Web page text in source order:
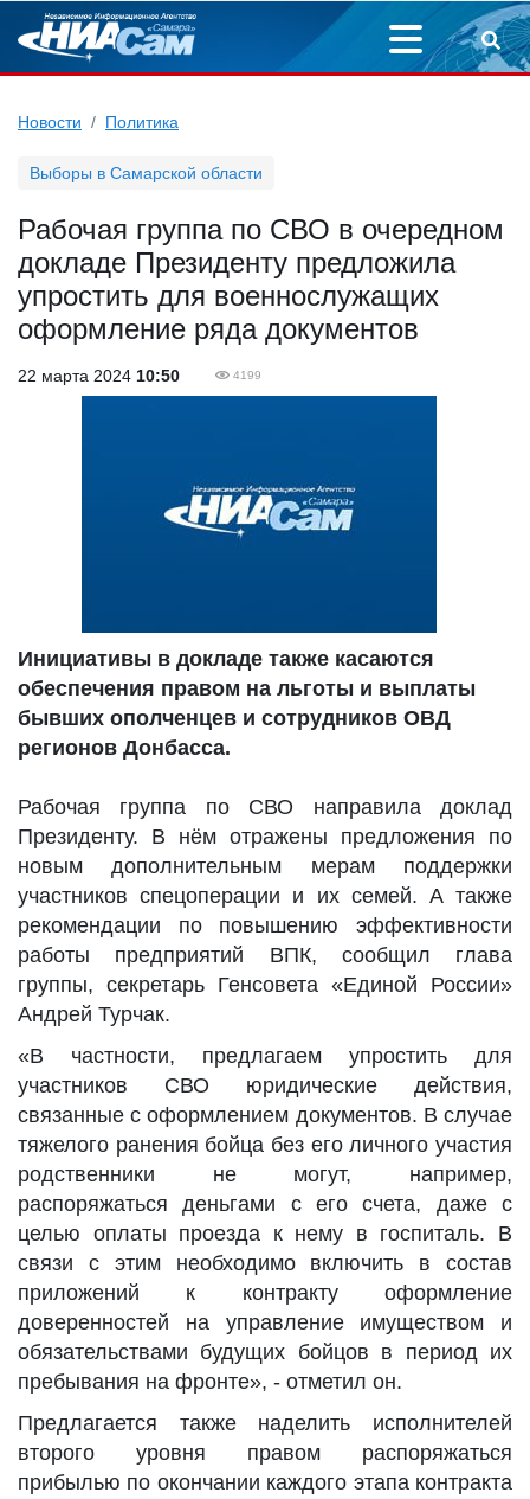
Новости Политика
Выборы в Самарской области
Рабочая группа по СВО в очередном
докладе Президенту предложила
упростить для военнослужащих
оформление ряда документов
22 марта 2024 10:50 4199
Инициативы в докладе также касаются
обеспечения правом на льготы и выплаты
бывших ополченцев и сотрудников ОВД
регионов Донбасса.
Рабочая группа по СВО направила доклад
Президенту. В нём отражены предложения по
новым дополнительным мерам поддержки
участников спецоперации и их семей. А также
рекомендации по повышению эффективности
работы предприятий ВПК, сообщил глава
группы, секретарь Генсовета «Единой России»
Андрей Турчак.
«В частности, предлагаем упростить для
участников СВО юридические действия,
связанные с оформлением документов. В случае
тяжелого ранения бойца без его личного участия
родственники не могут, например,
распоряжаться деньгами с его счета, даже с
целью оплаты проезда к нему в госпиталь. В
связи с этим необходимо включить в состав
приложений к контракту оформление
доверенностей на управление имуществом и
обязательствами будущих бойцов в период их
пребывания на фронте», - отметил он.
Предлагается также наделить исполнителей
второго уровня правом распоряжаться
прибылью по окончании каждого этапа контракта